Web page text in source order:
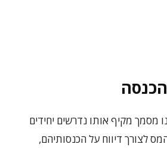
מסמך מקיף אותו נדרשים יחידים
לצורך דיווח על הכנסותיהם,